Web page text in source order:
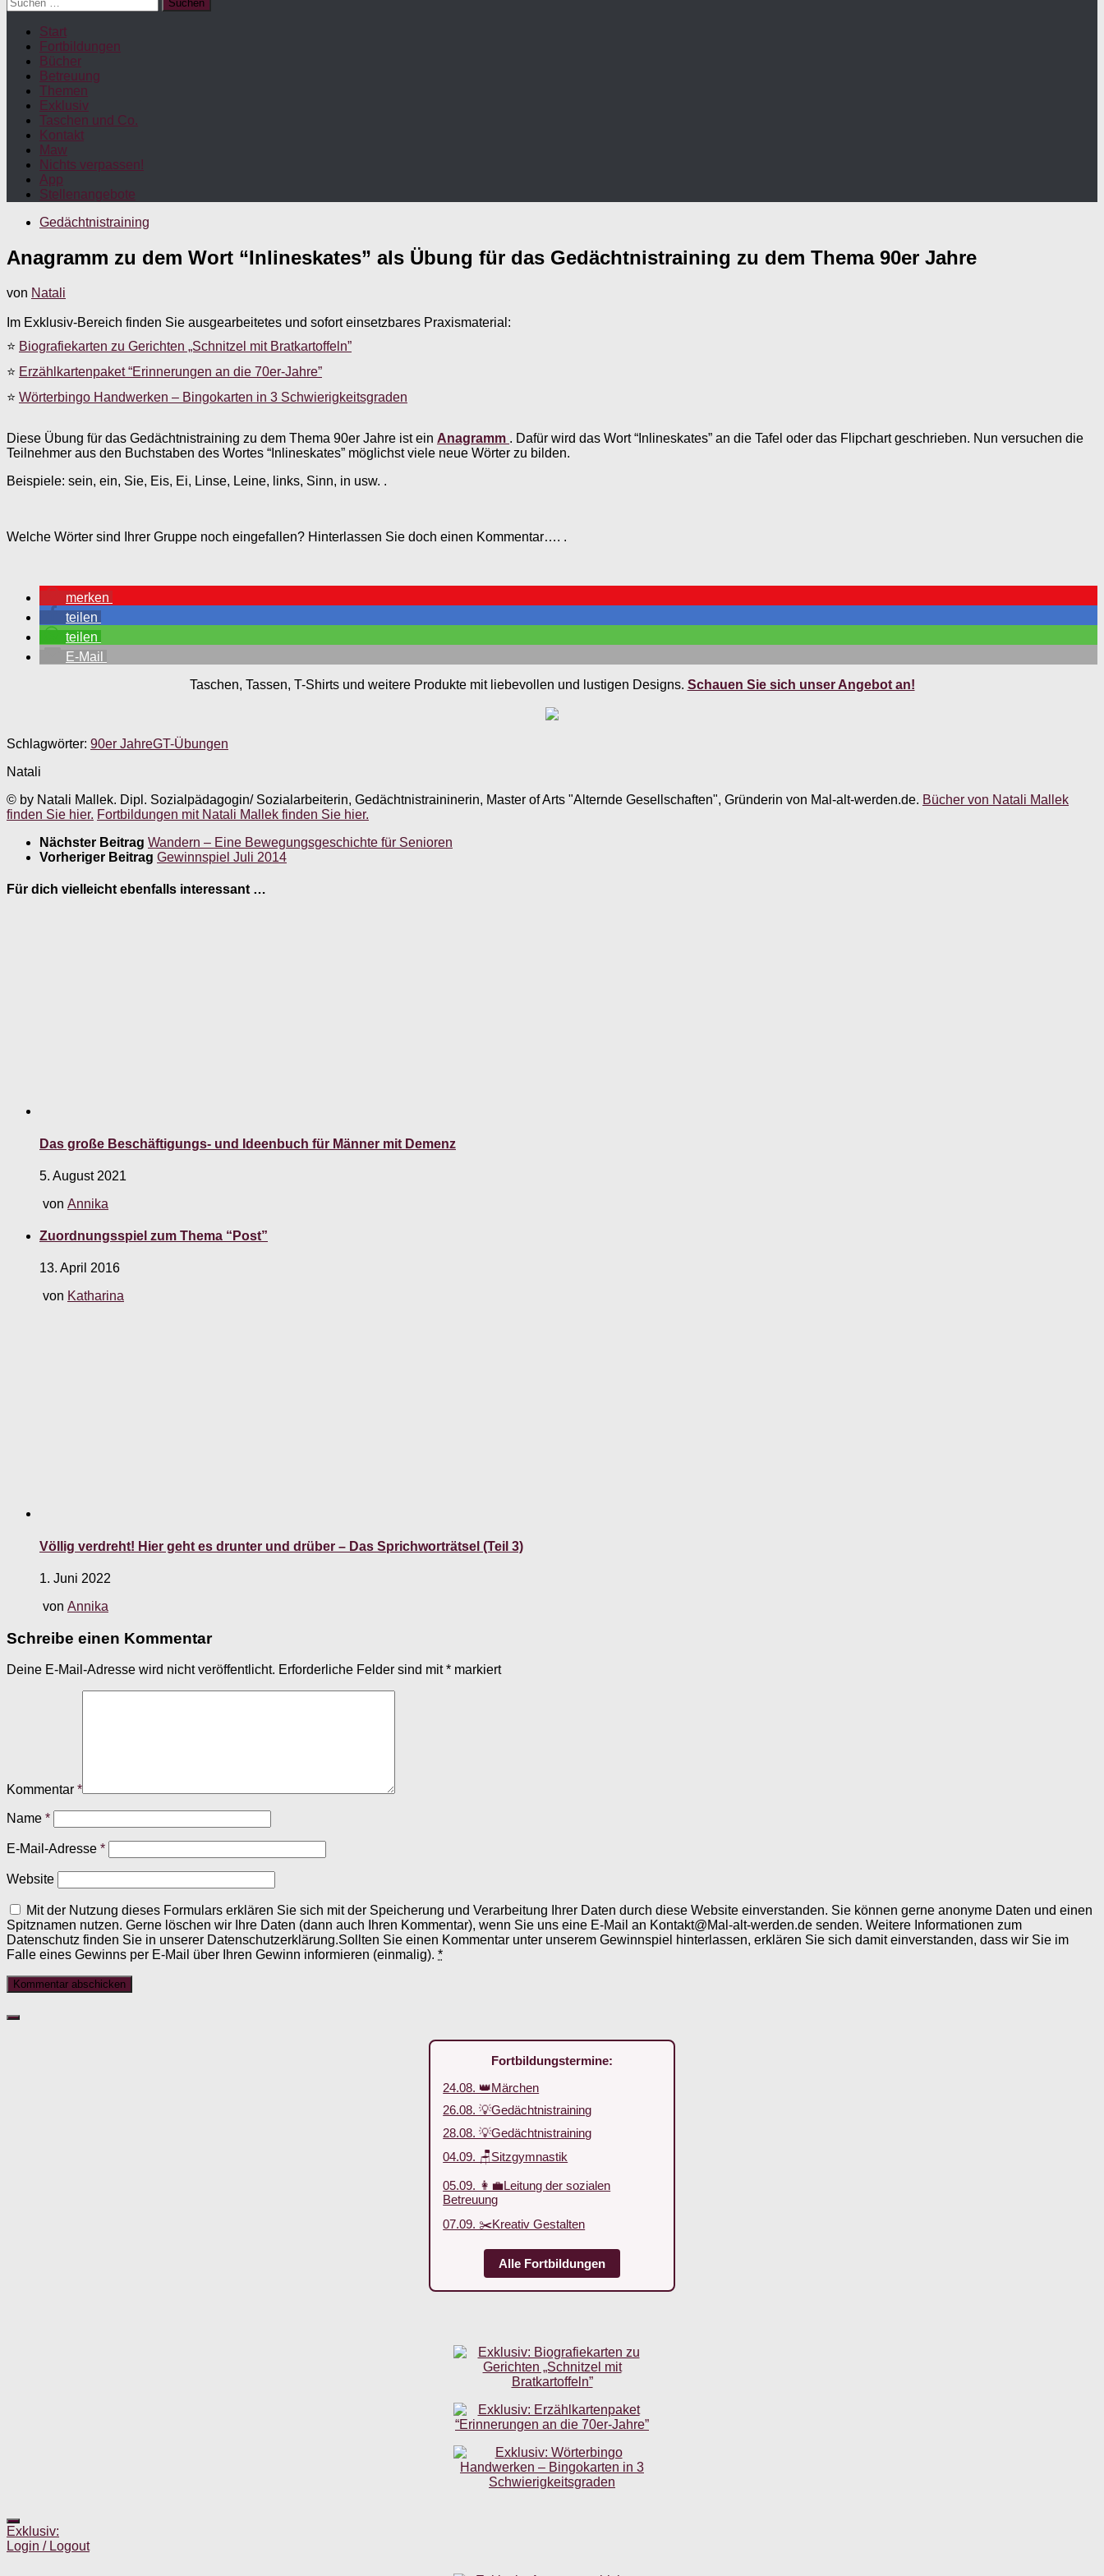
nach:
Start
Fortbildungen
Bücher
Betreuung
Themen
Exklusiv
Taschen und Co.
Kontakt
Maw
Nichts verpassen!
App
Stellenangebote
Gedächtnistraining
Anagramm zu dem Wort “Inlineskates” als Übung für das Gedächtnistraining zu dem Thema 90er Jahre
von Natali
Im Exklusiv-Bereich finden Sie ausgearbeitetes und sofort einsetzbares Praxismaterial:
⭐ Biografiekarten zu Gerichten „Schnitzel mit Bratkartoffeln”
⭐ Erzählkartenpaket “Erinnerungen an die 70er-Jahre”
⭐ Wörterbingo Handwerken – Bingokarten in 3 Schwierigkeitsgraden
Diese Übung für das Gedächtnistraining zu dem Thema 90er Jahre ist ein Anagramm . Dafür wird das Wort “Inlineskates” an die Tafel oder das Flipchart geschrieben. Nun versuchen die
Teilnehmer aus den Buchstaben des Wortes “Inlineskates” möglichst viele neue Wörter zu bilden.
Beispiele: sein, ein, Sie, Eis, Ei, Linse, Leine, links, Sinn, in usw. .
Welche Wörter sind Ihrer Gruppe noch eingefallen? Hinterlassen Sie doch einen Kommentar…. .
merken
teilen
teilen
E-Mail
Taschen, Tassen, T-Shirts und weitere Produkte mit liebevollen und lustigen Designs. Schauen Sie sich unser Angebot an!
Schlagwörter: 90er JahreGT-Übungen
Natali
© by Natali Mallek. Dipl. Sozialpädagogin/ Sozialarbeiterin, Gedächtnistraininerin, Master of Arts "Alternde Gesellschaften", Gründerin von Mal-alt-werden.de. Bücher von Natali Mallek
finden Sie hier. Fortbildungen mit Natali Mallek finden Sie hier.
Nächster Beitrag Wandern – Eine Bewegungsgeschichte für Senioren
Vorheriger Beitrag Gewinnspiel Juli 2014
Für dich vielleicht ebenfalls interessant …
Das große Beschäftigungs- und Ideenbuch für Männer mit Demenz
5. August 2021
von Annika
Zuordnungsspiel zum Thema “Post”
13. April 2016
von Katharina
Völlig verdreht! Hier geht es drunter und drüber – Das Sprichworträtsel (Teil 3)
1. Juni 2022
von Annika
Schreibe einen Kommentar
Deine E-Mail-Adresse wird nicht veröffentlicht. Erforderliche Felder sind mit* markiert
Kommentar *
Name *
E-Mail-Adresse *
Website
Mit der Nutzung dieses Formulars erklären Sie sich mit der Speicherung und Verarbeitung Ihrer Daten durch diese Website einverstanden. Sie können gerne anonyme Daten und einen
Spitznamen nutzen. Gerne löschen wir Ihre Daten (dann auch Ihren Kommentar), wenn Sie uns eine E-Mail an Kontakt@Mal-alt-werden.de senden. Weitere Informationen zum
Datenschutz finden Sie in unserer Datenschutzerklärung.Sollten Sie einen Kommentar unter unserem Gewinnspiel hinterlassen, erklären Sie sich damit einverstanden, dass wir Sie im
Falle eines Gewinns per E-Mail über Ihren Gewinn informieren (einmalig). *
Fortbildungstermine:
24.08. 👑Märchen
26.08. 💡Gedächtnistraining
28.08. 💡Gedächtnistraining
04.09. 🪑Sitzgymnastik
05.09. 👩‍💼Leitung der sozialen
Betreuung
07.09. ✂️Kreativ Gestalten
Alle Fortbildungen
Exklusiv:
Login / Logout